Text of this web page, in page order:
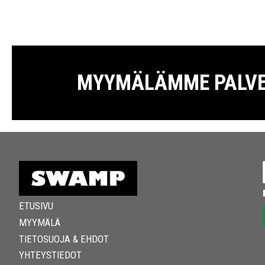
MYYMÄLÄMME
ETUSIVU
MYYMÄLÄ
TIETOSUOJA & EHDOT
YHTEYSTIEDOT